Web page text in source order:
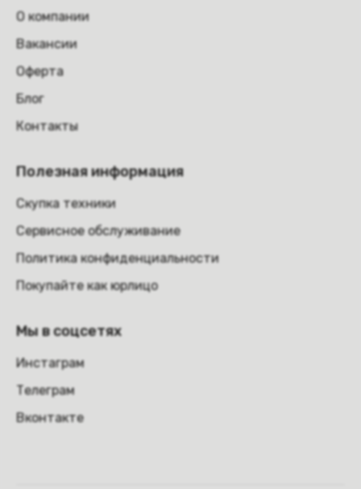
О компании
Вакансии
Оферта
Блог
Контакты
Полезная информация
Скупка техники
Сервисное обслуживание
Политика конфиденциальности
Покупайте как юрлицо
Мы в соцсетях
Инстаграм
Телеграм
Вконтакте